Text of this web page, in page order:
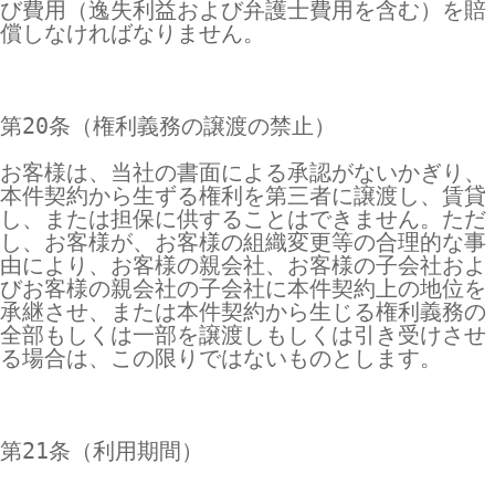
び費用（逸失利益および弁護士費用を含む）を賠
償しなければなりません。
第20条（権利義務の譲渡の禁止）
お客様は、当社の書面による承認がないかぎり、
本件契約から生ずる権利を第三者に譲渡し、賃貸
し、または担保に供することはできません。ただ
し、お客様が、お客様の組織変更等の合理的な事
由により、お客様の親会社、お客様の子会社およ
びお客様の親会社の子会社に本件契約上の地位を
承継させ、または本件契約から生じる権利義務の
全部もしくは一部を譲渡しもしくは引き受けさせ
る場合は、この限りではないものとします。
第21条（利用期間）